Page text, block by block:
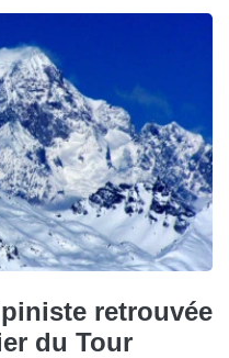
retrouvée
du Tour